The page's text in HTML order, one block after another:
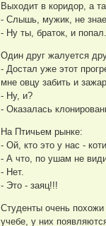
Выходит в коридор, а
- Слышь, мужик, не
- Ну ты, браток, и
Один друг жалуется
- Достал уже этот
мне овцу забить и
- Ну, и?
- Оказалась
На Птичьем рынке:
- Ой, кто это у нас -
- А что, по ушам не
- Нет.
- Это - заяц!!!
Студенты очень
учебе, у них